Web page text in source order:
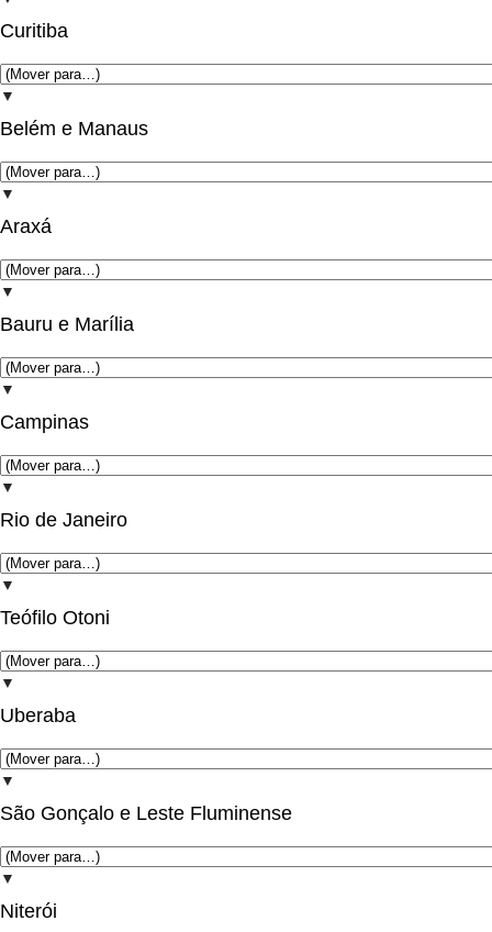
Curitiba
▼
Belém e Manaus
▼
Araxá
▼
Bauru e Marília
▼
Campinas
▼
Rio de Janeiro
▼
Teófilo Otoni
▼
Uberaba
▼
São Gonçalo e Leste Fluminense
▼
Niterói